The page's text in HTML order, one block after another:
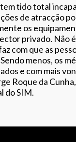
tido total
de atracção
os
privado. Não
com que as
menos, os
e com mais
Roque da Cunha,
do SIM.